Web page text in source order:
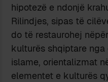
hipotezë e ndonjë
Rilindjes, sipas të
do të restaurohej
kulturës shqiptare
islame, orientalizmat
elementet e kulturës